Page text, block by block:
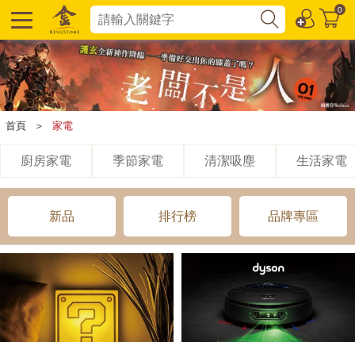
0
首頁 ＞ 家電
廚房家電 季節家電 清潔吸塵 生活家電
新品 排行榜 品牌專區